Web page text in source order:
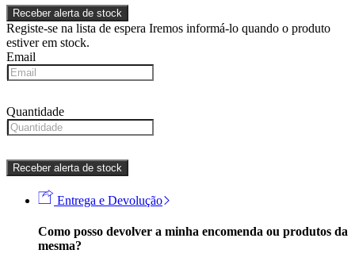
Receber alerta de stock
Registe-se na lista de espera Iremos informá-lo quando o produto
estiver em stock.
Email
Quantidade
Receber alerta de stock
Entrega e Devolução
Como posso devolver a minha encomenda ou produtos da
mesma?